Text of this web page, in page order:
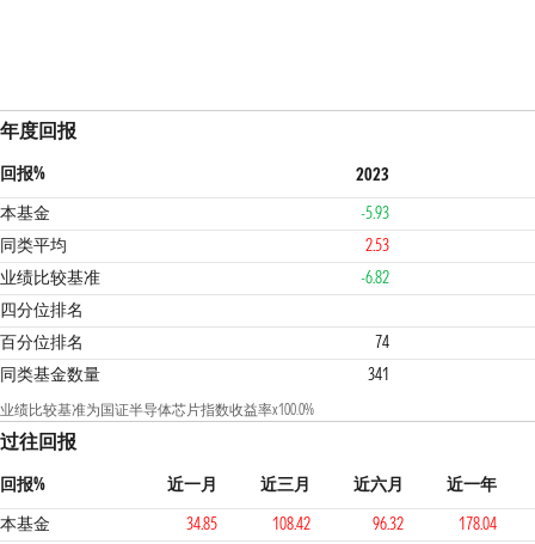
年度回报
回报%
2023
本基金
-5.93
同类平均
2.53
业绩比较基准
-6.82
四分位排名
3 1
百分位排名
74
同类基金数量
341
业绩比较基准为国证半导体芯片指数收益率x100.0%
过往回报
回报% 近一月 近三月 近六月
近一年
本基金
34.85 108.42 96.32
178.04